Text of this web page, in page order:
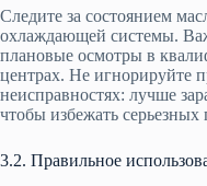
Следите за состоянием
охлаждающей системы.
плановые осмотры в
центрах. Не игнорируйте
неисправностях: лучше
чтобы избежать серьезных
3.2. Правильное